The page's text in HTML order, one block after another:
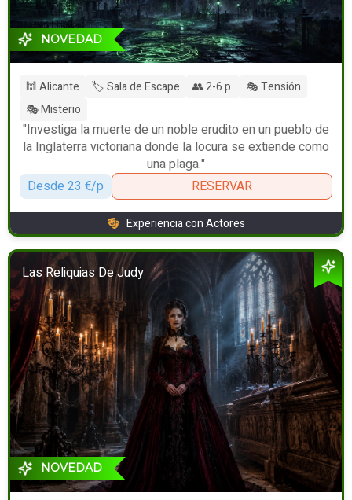
NOVEDAD
🕍 Alicante 🏷️ Sala de Escape 👥 2-6 p.
🎭 Tensión
🎭 Misterio
"Investiga la muerte de un noble erudito en un pueblo de
la Inglaterra victoriana donde la locura se extiende como
una plaga."
Desde 23 €/p
RESERVAR
Experiencia con Actores
Las Reliquias De Judy
NOVEDAD